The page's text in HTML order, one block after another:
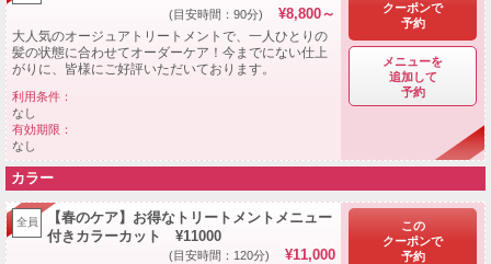
(目安時間：90分) ¥8,800～
大人気のオージュアトリートメントで、一人ひとりの
髪の状態に合わせてオーダーケア！今までにない仕上
がりに、皆様にご好評いただいております。
利用条件：
なし
有効期限：
なし
クーポンで
予約
メニューを
追加して
予約
カラー
全員
【春のケア】お得なトリートメントメニュー
付きカラーカット ¥11000
(目安時間：120分) ¥11,000
この
クーポンで
予約